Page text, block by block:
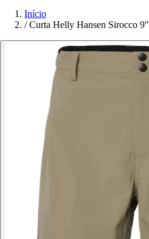
Início
/ Curta Helly Hansen Sirocco 9"